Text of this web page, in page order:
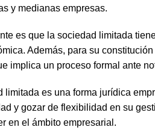
y medianas empresas.
es que la sociedad limitada
Además, para su
implica un proceso formal ante
limitada es una forma jurídica
y gozar de flexibilidad en su
en el ámbito empresarial.